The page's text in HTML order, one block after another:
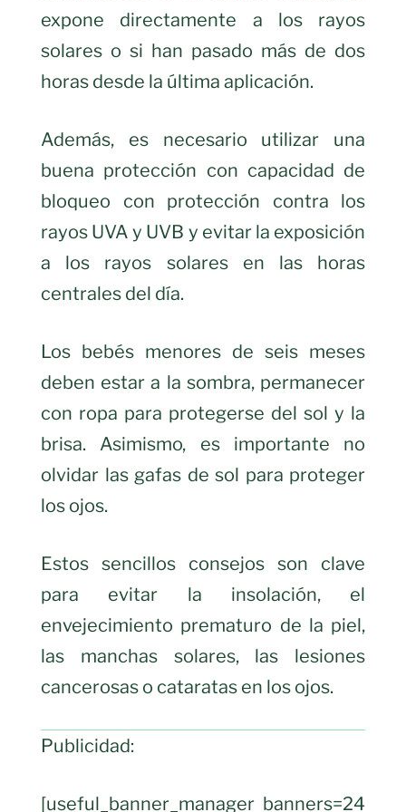
expone directamente a los rayos
solares o si han pasado más de dos
horas desde la última aplicación.
Además, es necesario utilizar una
buena protección con capacidad de
bloqueo con protección contra los
rayos UVA y UVB y evitar la exposición
a los rayos solares en las horas
centrales del día.
Los bebés menores de seis meses
deben estar a la sombra, permanecer
con ropa para protegerse del sol y la
brisa. Asimismo, es importante no
olvidar las gafas de sol para proteger
los ojos.
Estos sencillos consejos son clave
para evitar la insolación, el
envejecimiento prematuro de la piel,
las manchas solares, las lesiones
cancerosas o cataratas en los ojos.
Publicidad:
[useful_banner_manager banners=24